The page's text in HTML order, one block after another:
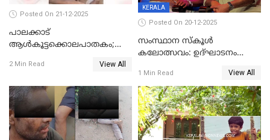
Posted On 21-12-2025
പാലക്കാട്‌
ആൾകൂട്ടക്കൊലപാതകം;
ഊർജ്ജിതമാക്കിമാക്കി
2 Min Read View All
KERALA
Posted On 20-12-2025
സംസ്ഥാന സ്കൂൾ
കലോത്സവം: ഉദ്ഘാടനം
മുഖ്യാതിഥിയായി
മോഹൻലാൽ
1 Min Read View All